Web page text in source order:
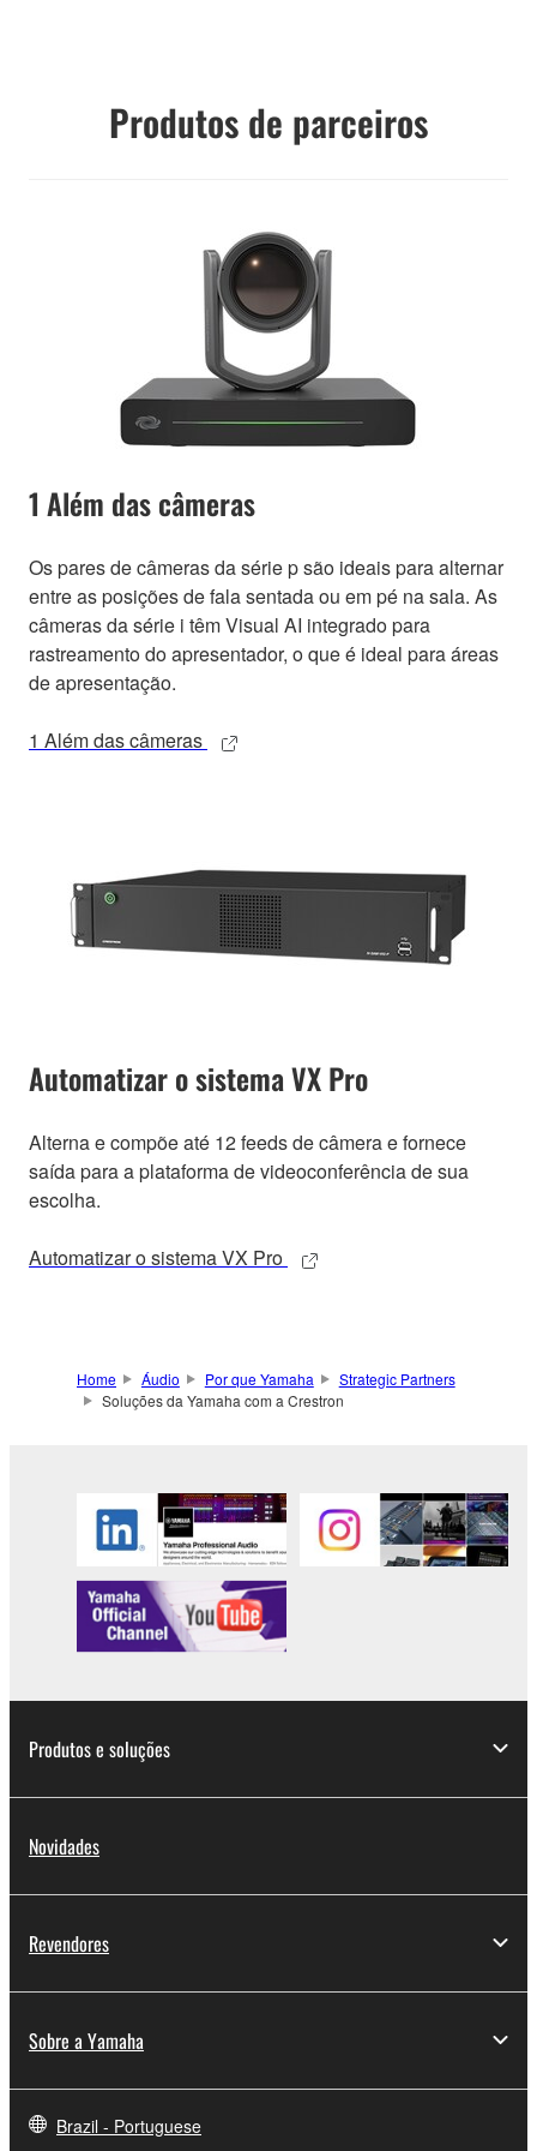
Produtos de parceiros
1 Além das câmeras
Os pares de câmeras da série p são ideais para alternar
entre as posições de fala sentada ou em pé na sala. As
câmeras da série i têm Visual AI integrado para
rastreamento do apresentador, o que é ideal para áreas
de apresentação.
1 Além das câmeras
Automatizar o sistema VX Pro
Alterna e compõe até 12 feeds de câmera e fornece
saída para a plataforma de videoconferência de sua
escolha.
Automatizar o sistema VX Pro
Home Áudio Por que Yamaha
Strategic Partners
Soluções da Yamaha com a Crestron
Produtos e soluções
Novidades
Revendores
Sobre a Yamaha
Brazil - Portuguese